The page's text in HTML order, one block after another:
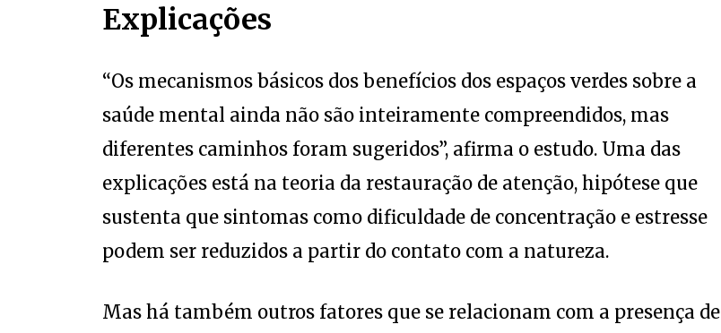
Explicações
“Os mecanismos básicos dos benefícios dos espaços verdes sobre a
saúde mental ainda não são inteiramente compreendidos, mas
diferentes caminhos foram sugeridos”, afirma o estudo. Uma das
explicações está na teoria da restauração de atenção, hipótese que
sustenta que sintomas como dificuldade de concentração e estresse
podem ser reduzidos a partir do contato com a natureza.
Mas há também outros fatores que se relacionam com a presença de